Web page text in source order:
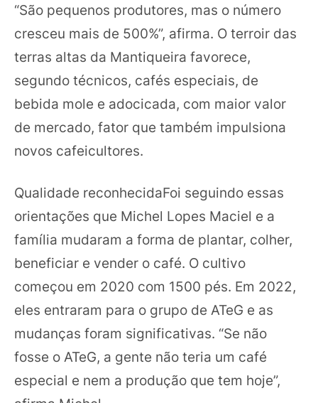
“São pequenos produtores, mas o número
cresceu mais de 500%”, afirma. O terroir das
terras altas da Mantiqueira favorece,
segundo técnicos, cafés especiais, de
bebida mole e adocicada, com maior valor
de mercado, fator que também impulsiona
novos cafeicultores.
Qualidade reconhecidaFoi seguindo essas
orientações que Michel Lopes Maciel e a
família mudaram a forma de plantar, colher,
beneficiar e vender o café. O cultivo
começou em 2020 com 1500 pés. Em 2022,
eles entraram para o grupo de ATeG e as
mudanças foram significativas. “Se não
fosse o ATeG, a gente não teria um café
especial e nem a produção que tem hoje”,